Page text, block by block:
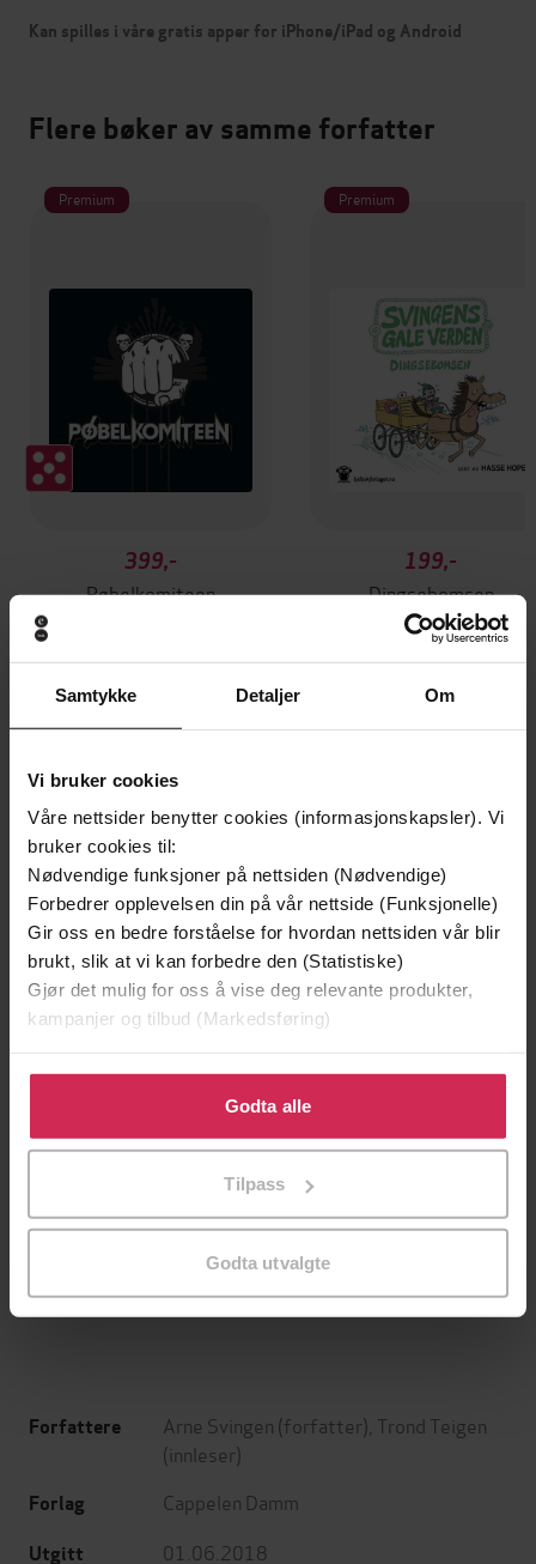
Samtykke Detaljer Om
Vi bruker cookies
Våre nettsider benytter cookies (informasjonskapsler). Vi
bruker cookies til:
Nødvendige funksjoner på nettsiden (Nødvendige)
Forbedrer opplevelsen din på vår nettside (Funksjonelle)
Gir oss en bedre forståelse for hvordan nettsiden vår blir
brukt, slik at vi kan forbedre den (Statistiske)
Gjør det mulig for oss å vise deg relevante produkter,
kampanjer og tilbud (Markedsføring)
Klikk på «Godta alle» for å gi oss ditt samtykke til å
bruke cookies for alle disse formålene. Du kan også
tilpasse ditt samtykke til spesifikke formål ved å klikke
Godta alle
Tilpass
Godta utvalgte
Kan spilles i våre gratis apper for iPhone/iPad og Android
Flere bøker av samme forfatter
Premium
399,-
Pøbelkomiteen
Premium
199,-
Dingsebomsen
Arne Svingen
LYDBOK
Andre har også kjøpt
Harry Potter og de vises stein
LYDBOK
Genanse og verdighet
LYDBOK
Forfattere Arne Svingen (forfatter), Trond Teigen
(innleser)
Forlag Cappelen Damm
Utgitt 01.06.2018